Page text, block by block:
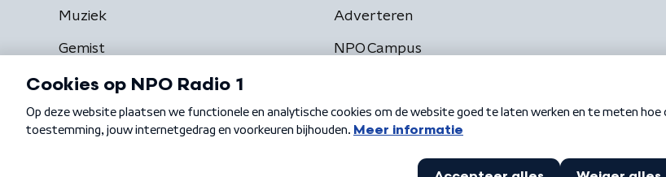
Muziek
Gemist
Adverteren
NPO Campus
Algemene voorwaarden Privacybeleid